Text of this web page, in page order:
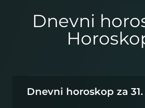
Dnevni
Dnevni horoskop za 31.